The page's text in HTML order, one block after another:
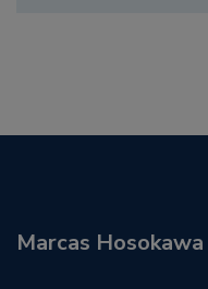
Marcas Hosokawa